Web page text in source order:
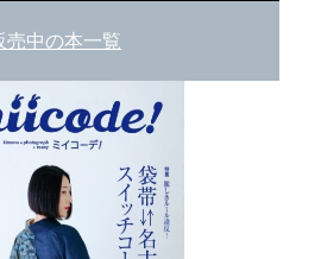
売中の本一覧